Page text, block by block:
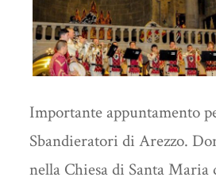
Importante appuntamento
Sbandieratori di Arezzo.
nella Chiesa di Santa Maria